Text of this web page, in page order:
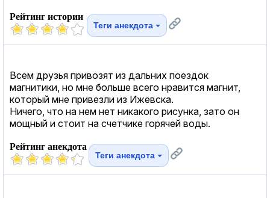
Рейтинг истории
Теги анекдота
Всем друзья привозят из дальних поездок
магнитики, но мне больше всего нравится магнит,
который мне привезли из Ижевска.
Ничего, что на нем нет никакого рисунка, зато он
мощный и стоит на счетчике горячей воды.
Рейтинг анекдота
Теги анекдота